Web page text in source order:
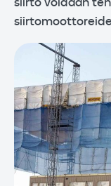
siirto voidaan